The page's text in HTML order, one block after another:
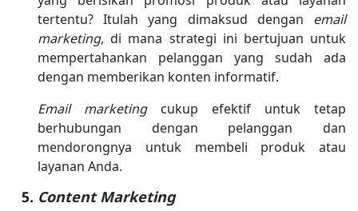
tertentu? Itulah yang dimaksud dengan email
marketing, di mana strategi ini bertujuan untuk
mempertahankan pelanggan yang sudah ada
dengan memberikan konten informatif.
Email marketingcukup efektif untuk tetap
berhubungan dengan pelanggan dan
mendorongnya untuk membeli produk atau
layanan Anda.
Content Marketing